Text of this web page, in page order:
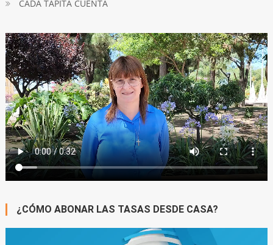
CADA TAPITA CUENTA
¿CÓMO ABONAR LAS TASAS DESDE CASA?